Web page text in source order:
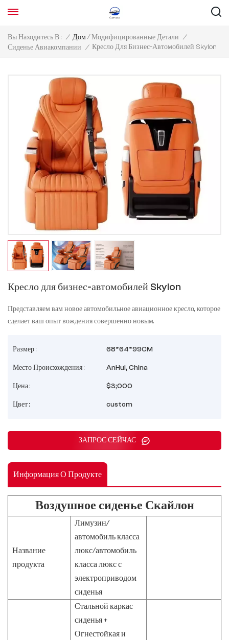
Вы Находитесь В : / Дом/Модифицированные Детали /
Сиденье Авиакомпании / Кресло Для Бизнес-Автомобилей Skylon
Кресло для бизнес-автомобилей Skylon
Представляем вам новое автомобильное авиационное кресло, которое
сделает ваш опыт вождения совершенно новым.
Размер : 68*64*99CM
Место Происхождения : AnHui, China
Цена : $3;000
Цвет : custom
ЗАПРОС СЕЙЧАС
Информация О Продукте
Воздушное сиденье Скайлон
Название
продукта
Лимузин/
автомобиль класса
люкс/автомобиль
класса люкс с
электроприводом
сиденья
Стальной каркас
сиденья +
Огнестойкая и